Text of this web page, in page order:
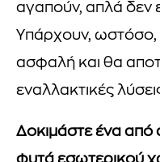
αγαπούν, απλά δεν
Υπάρχουν, ωστόσο,
ασφαλή και θα
εναλλακτικές
Δοκιμάστε ένα από